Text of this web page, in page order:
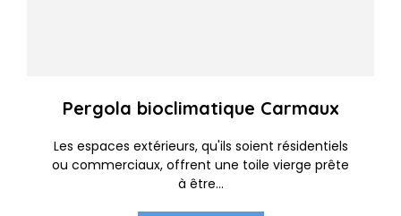
Pergola bioclimatique Carmaux
Les espaces extérieurs, qu'ils soient résidentiels
ou commerciaux, offrent une toile vierge prête
à être...